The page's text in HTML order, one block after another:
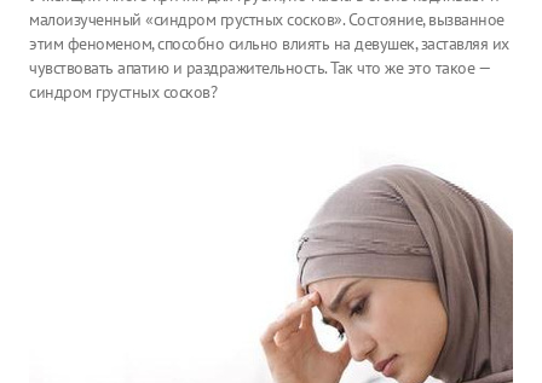
малоизученный «синдром грустных сосков». Состояние, вызванное
этим феноменом, способно сильно влиять на девушек, заставляя их
чувствовать апатию и раздражительность. Так что же это такое —
синдром грустных сосков?